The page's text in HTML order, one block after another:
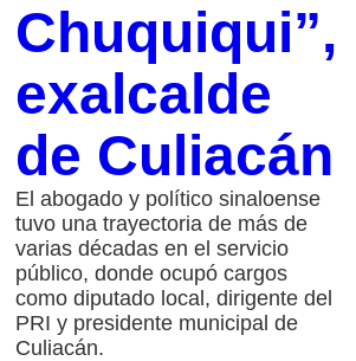
Chuquiqui”,
exalcalde
de Culiacán
El abogado y político sinaloense
tuvo una trayectoria de más de
varias décadas en el servicio
público, donde ocupó cargos
como diputado local, dirigente del
PRI y presidente municipal de
Culiacán.